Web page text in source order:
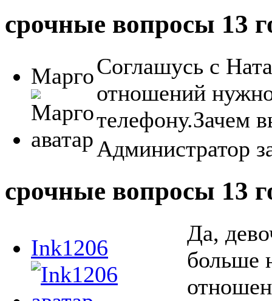
срочные вопросы 13
МаргоСоглашусь с
отношений
телефону.Зачем
Администратор
срочные вопросы 13
Ink1206
Да,
больше